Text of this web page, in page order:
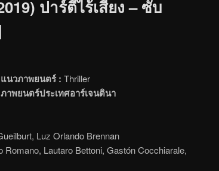
ปาร์ตี้ไร้เสียง – ซับ
แนวภาพยนตร์ : Thriller
ภาพยนตร์ประเทศอาร์เจนตินา
Luz Orlando Brennan
Romano, Lautaro Bettoni, Gastón Cocchiarale,